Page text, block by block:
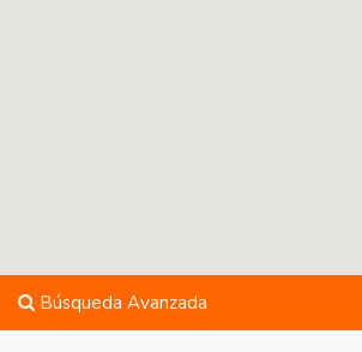
Búsqueda Avanzada